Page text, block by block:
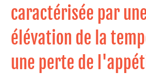
caractérisée par
élévation de la
une perte de